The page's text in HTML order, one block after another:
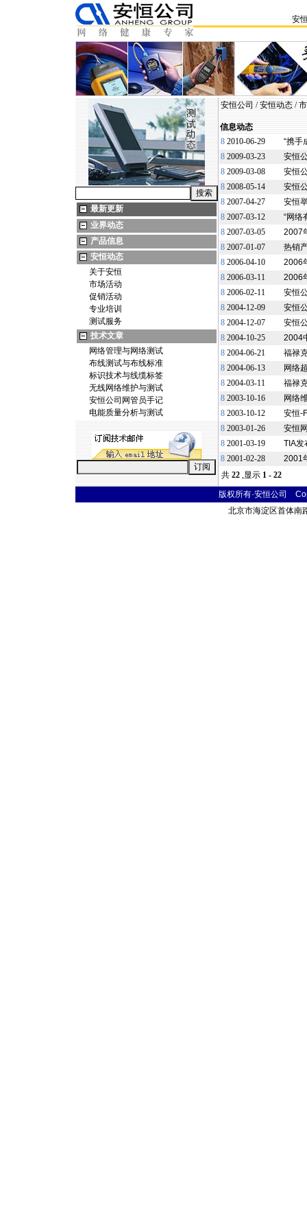
安
最新更新
业界动态
产品信息
安恒动态
关于安恒
市场活动
促销活动
专业培训
测试服务
技术文章
网络管理与网络测试
布线测试与布线标准
标识技术与线缆标签
无线网络维护与测试
安恒公司网管员手记
电能质量分析与测试
安恒公司 /安恒动态 /
信息动态
8 2010-06-29
“携手
8 2009-03-23
安恒
8 2009-03-08
安恒
8 2008-05-14
安恒
8 2007-04-27
安恒
8 2007-03-12
“网络
8 2007-03-05
2007
8 2007-01-07
热销
8 2006-04-10
2006
8 2006-03-11
2006
8 2006-02-11
安恒
8 2004-12-09
安恒
8 2004-12-07
安恒
8 2004-10-25
2004
8 2004-06-21
福禄
8 2004-06-13
网络
8 2004-03-11
福禄
8 2003-10-16
网络
8 2003-10-12
安恒-
8 2003-01-26
安恒
8 2001-03-19
TIA发
8 2001-02-28
2001
共 22 ,显示 1 - 22
版权所有·安恒公司
北京市海淀区首体南路9号